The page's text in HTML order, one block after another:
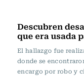
Descubren
que era usada
El hallazgo fue
donde se
encargo por robo y